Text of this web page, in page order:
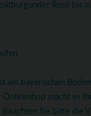
Rosé bis
am bayerischen
macht es
Beachten Sie bitte die